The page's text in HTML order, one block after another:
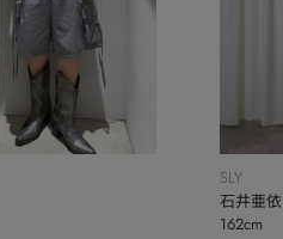
SLY
石井亜依
162cm